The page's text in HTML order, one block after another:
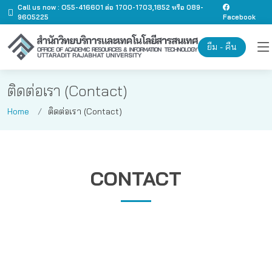
Call us now : O55-416601 ต่อ 1700-1703,1852 หรือ 089-
9605225
Facebook
ยืม - คืน
ติดต่อเรา (Contact)
Home ติดต่อเรา (Contact)
CONTACT